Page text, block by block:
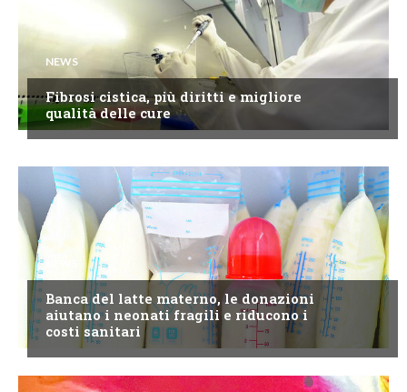
NEWS
Fibrosi cistica, più diritti e migliore
qualità delle cure
Banca del latte materno, le donazioni
aiutano i neonati fragili e riducono i
costi sanitari